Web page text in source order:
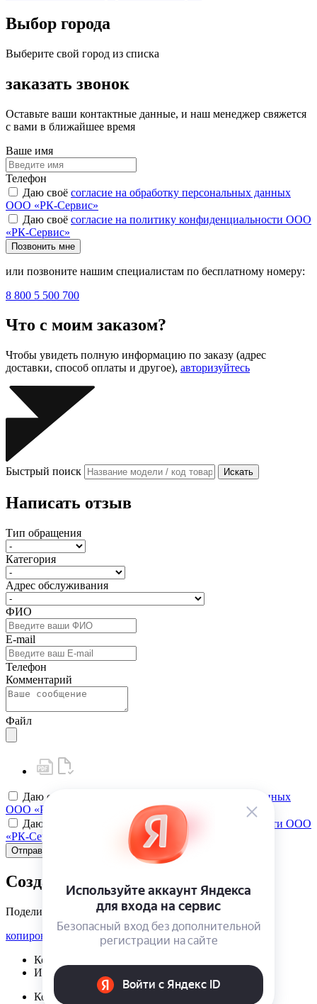
Выбор города
Выберите свой город из списка
заказать звонок
Оставьте ваши контактные данные, и наш менеджер свяжется
с вами в ближайшее время
Ваше имя
Телефон
Даю своё согласие на обработку персональных данных
ООО «РК-Сервис»
Даю своё согласие на политику конфиденциальности ООО
«РК-Сервис»
Позвонить мне
или позвоните нашим специалистам по бесплатному номеру:
8 800 5 500 700
Что с моим заказом?
Чтобы увидеть полную информацию по заказу (адрес
доставки, способ оплаты и другое), авторизуйтесь
Быстрый поиск Искать
Написать отзыв
Тип обращения
Категория
Адрес обслуживания
ФИО
E-mail
Телефон
Комментарий
Файл
Даю своё
согласие на обработку персональных данных
ООО «РК-Сервис»
Даю своё
согласие на политику конфиденциальности ООО
«РК-Сервис»
Отправить
Создать карту клиента
Поделиться
копировать ссылку
Корзина | {{ cart.items.value.length }}
Избранное | {{ initData.favoriteProducts.length }}
Корзина | {{ cart.items.value.length }}